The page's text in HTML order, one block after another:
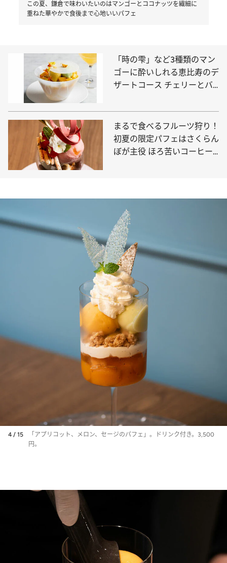
この夏、鎌倉で味わいたいのはマンゴーとココナッツを繊細に
重ねた華やかで食後まで心地いいパフェ
「時の雫」など3種類のマン
ゴーに酔いしれる恵比寿のデ
ザートコース チェリーとバ
まるで食べるフルーツ狩り！
初夏の限定パフェはさくらん
ぼが主役 ほろ苦いコーヒー
4 / 15
「アプリコット、メロン、セージのパフェ」。ドリンク付き。3,500
円。